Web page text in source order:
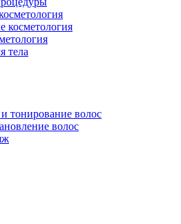
косметология
тела
тонирование волос
волос